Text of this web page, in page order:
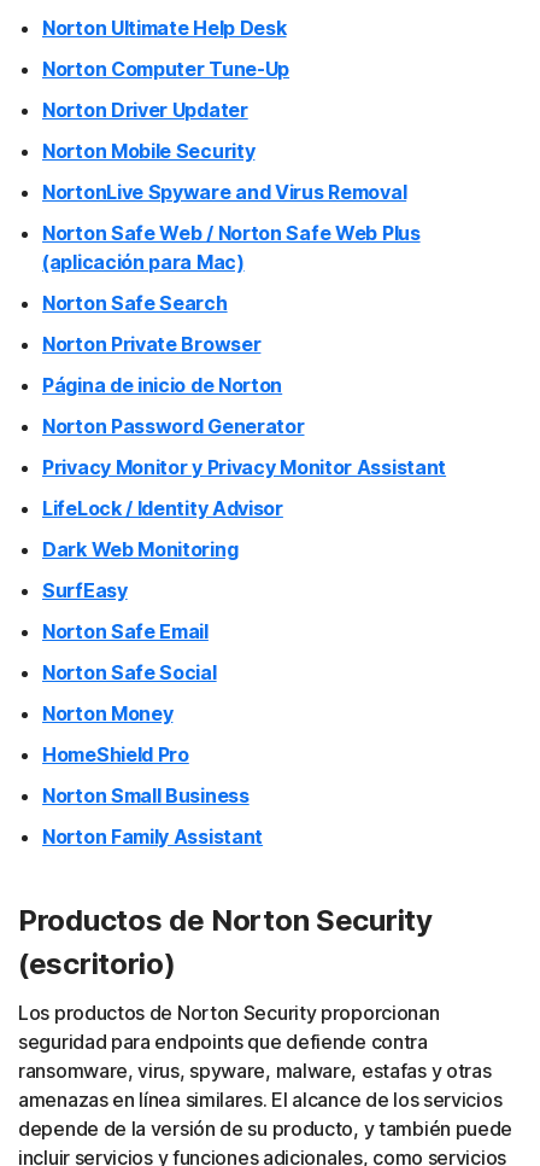
Norton Ultimate Help Desk
Norton Computer Tune-Up
Norton Driver Updater
Norton Mobile Security
NortonLive Spyware and Virus Removal
Norton Safe Web / Norton Safe Web Plus
(aplicación para Mac)
Norton Safe Search
Norton Private Browser
Página de inicio de Norton
Norton Password Generator
Privacy Monitor y Privacy Monitor Assistant
LifeLock / Identity Advisor
Dark Web Monitoring
SurfEasy
Norton Safe Email
Norton Safe Social
Norton Money
HomeShield Pro
Norton Small Business
Norton Family Assistant
Productos de Norton Security
(escritorio)
Los productos de Norton Security proporcionan
seguridad para endpoints que defiende contra
ransomware, virus, spyware, malware, estafas y otras
amenazas en línea similares. El alcance de los servicios
depende de la versión de su producto, y también puede
incluir servicios y funciones adicionales, como servicios